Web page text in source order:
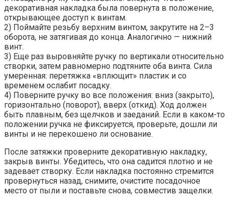
декоративная накладка была повернута в положение,
открывающее доступ к винтам.
2) Поймайте резьбу верхним винтом, закрутите на 2–3
оборота, не затягивая до конца. Аналогично — нижний
винт.
3) Еще раз выровняйте ручку по вертикали относительно
створки, затем равномерно подтяните оба винта. Сила
умеренная: перетяжка «вплющит» пластик и со
временем ослабит посадку.
4) Поверните ручку во все положения: вниз (закрыто),
горизонтально (поворот), вверх (откид). Ход должен
быть плавным, без щелчков и заеданий. Если в каком-то
положении ручка не фиксируется, проверьте, дошли ли
винты и не перекошено ли основание.
После затяжки проверните декоративную накладку,
закрыв винты. Убедитесь, что она садится плотно и не
задевает створку. Если накладка постоянно стремится
провернуться назад, снимите, очистите посадочное
место от пыли и поставьте снова, совместив защелки.